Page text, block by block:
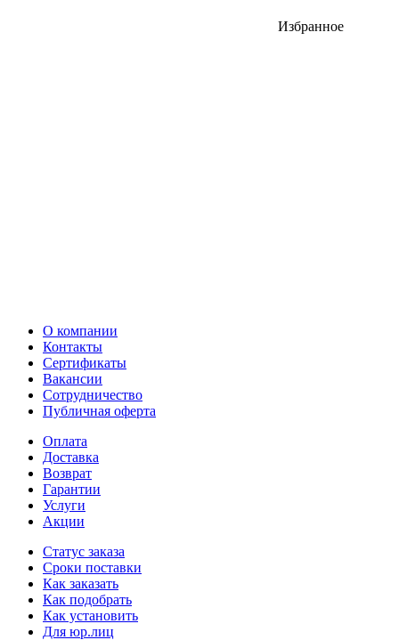
Избранное
О компании
Контакты
Сертификаты
Вакансии
Сотрудничество
Публичная оферта
Оплата
Доставка
Возврат
Гарантии
Услуги
Акции
Статус заказа
Сроки поставки
Как заказать
Как подобрать
Как установить
Для юр.лиц